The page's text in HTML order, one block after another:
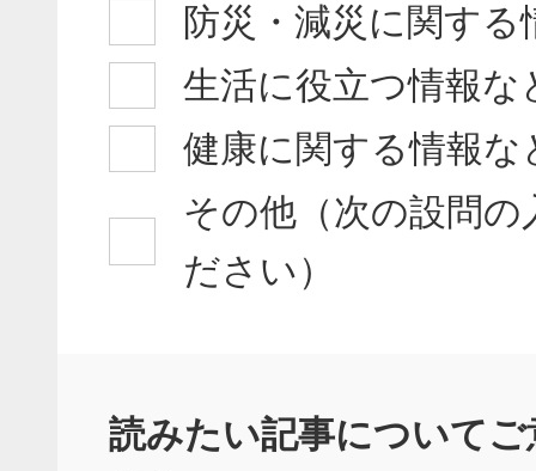
防災・減災に関する
生活に役立つ情報な
健康に関する情報な
その他（次の設問
ださい）
読みたい記事について